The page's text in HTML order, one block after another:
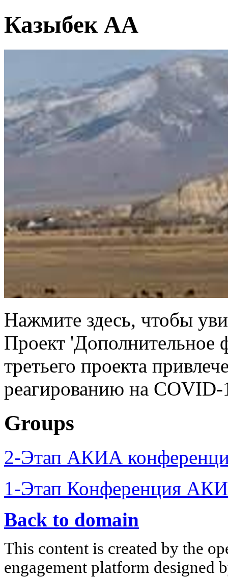
Казыбек АА
Нажмите здесь, чтобы
Проект 'Дополнительное
третьего проекта
реагированию на COVID-
Groups
2-Этап АКИА
1-Этап Конференция
Back to domain
This content is created by the
engagement platform designed